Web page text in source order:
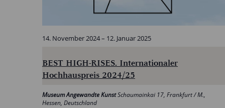
BEST HIGH-RISES. Internationaler
Hochhauspreis 2024/25
14. November 2024– 12. Januar 2025
Museum Angewandte KunstSchaumainkai 17, Frankfurt / M.,
Hessen, Deutschland